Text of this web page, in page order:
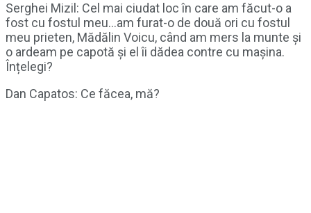
Serghei Mizil: Cel mai ciudat loc în care am făcut-o a
fost cu fostul meu…am furat-o de două ori cu fostul
meu prieten, Mădălin Voicu, când am mers la munte și
o ardeam pe capotă și el îi dădea contre cu mașina.
Înțelegi?
Dan Capatos: Ce făcea, mă?